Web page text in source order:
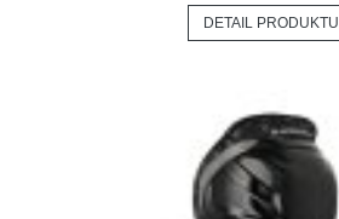
DETAIL PRODUKTU